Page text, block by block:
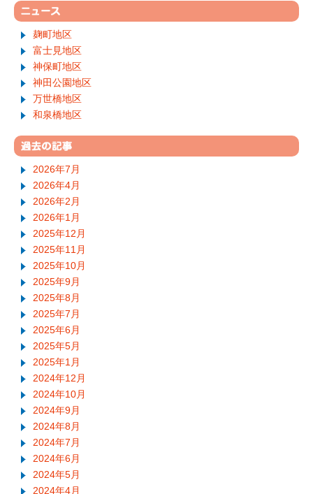
麹町地区
富士見地区
神保町地区
神田公園地区
万世橋地区
和泉橋地区
2026年7月
2026年4月
2026年2月
2026年1月
2025年12月
2025年11月
2025年10月
2025年9月
2025年8月
2025年7月
2025年6月
2025年5月
2025年1月
2024年12月
2024年10月
2024年9月
2024年8月
2024年7月
2024年6月
2024年5月
2024年4月